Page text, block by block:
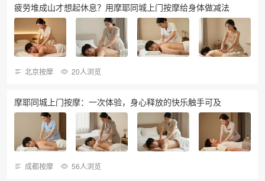
疲劳堆成山才想起休息？用摩耶同城上门按摩给身体做减法
北京按摩 20人浏览
摩耶同城上门按摩：一次体验，身心释放的快乐触手可及
成都按摩 56人浏览